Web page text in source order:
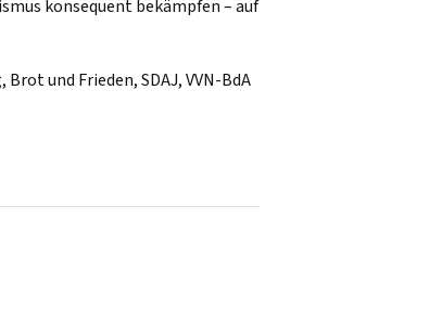
konsequent bekämpfen – auf
und Frieden, SDAJ, VVN-BdA